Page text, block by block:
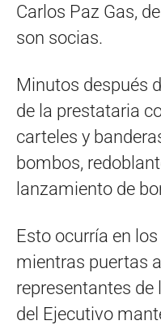
Carlos Paz Gas,
son socias.
Minutos después
de la prestataria
carteles y
bombos,
lanzamiento de
Esto ocurría en
mientras puertas
representantes de
del Ejecutivo